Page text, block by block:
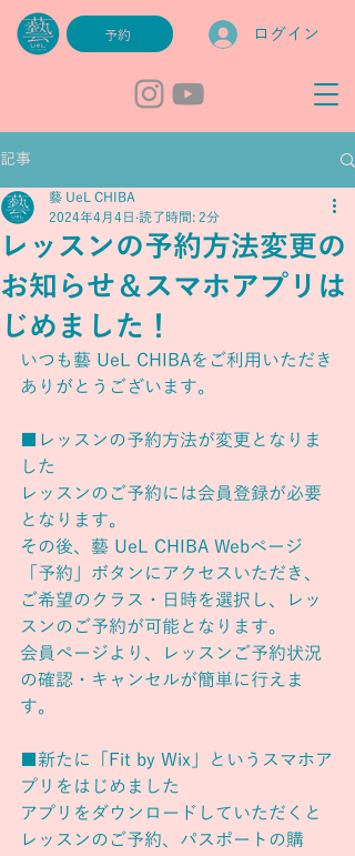
ログイン
予約
記事
レッスンの予約方法変更の
お知らせ＆スマホアプリは
じめました！
藝 UeL CHIBA
2024年4月4日 読了時間: 2分
いつも藝 UeL CHIBAをご利用いただき
ありがとうございます。
■レッスンの予約方法が変更となりま
した
レッスンのご予約には会員登録が必要
となります。
その後、藝 UeL CHIBA Webページ
「予約」ボタンにアクセスいただき、
ご希望のクラス・日時を選択し、レッ
スンのご予約が可能となります。
会員ページより、レッスンご予約状況
の確認・キャンセルが簡単に行えま
す。
■新たに「Fit by Wix」というスマホア
プリをはじめました
アプリをダウンロードしていただくと
レッスンのご予約、パスポートの購